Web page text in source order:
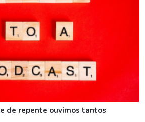
de repente ouvimos tantos